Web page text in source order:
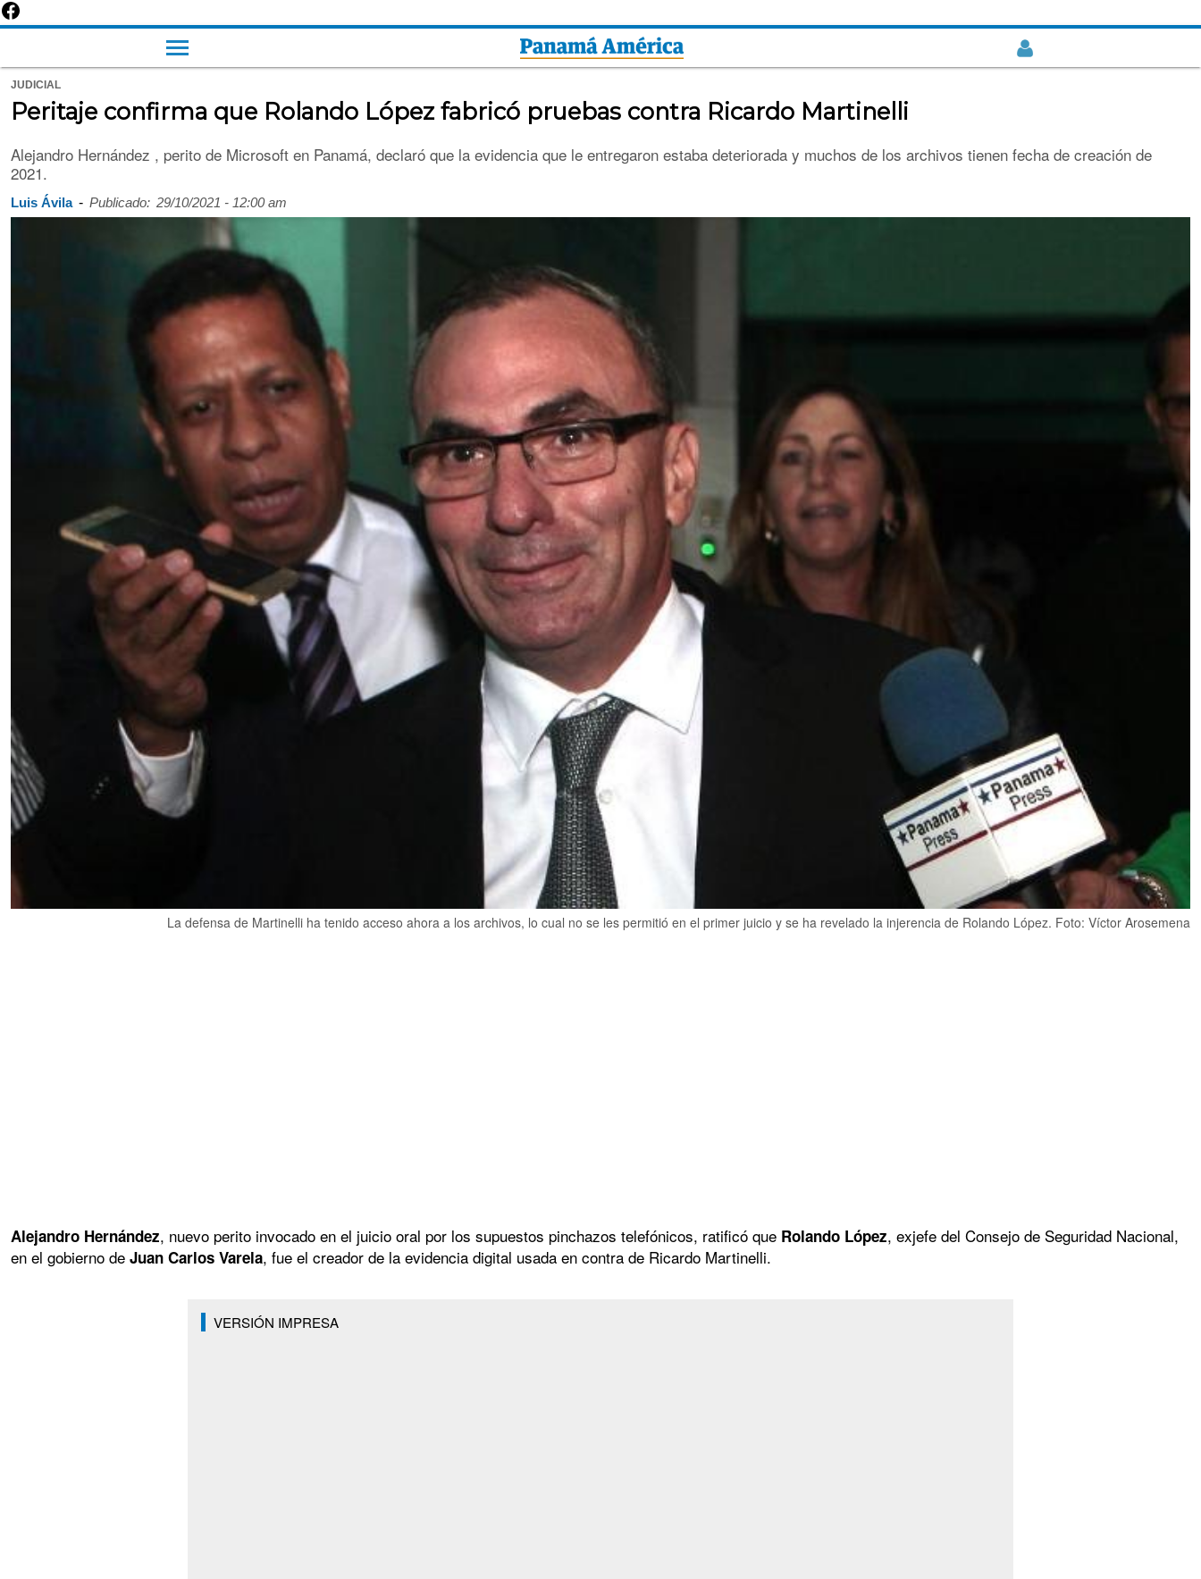
JUDICIAL
Peritaje confirma que Rolando López fabricó pruebas contra Ricardo Martinelli
Alejandro Hernández , perito de Microsoft en Panamá, declaró que la evidencia que le entregaron estaba deteriorada y muchos de los archivos tienen fecha de creación de
2021.
Luis Ávila - Publicado: 29/10/2021 - 12:00 am
La defensa de Martinelli ha tenido acceso ahora a los archivos, lo cual no se les permitió en el primer juicio y se ha revelado la injerencia de Rolando López. Foto: Víctor Arosemena
Alejandro Hernández, nuevo perito invocado en el juicio oral por los supuestos pinchazos telefónicos, ratificó que Rolando López, exjefe del Consejo de Seguridad Nacional,
en el gobierno de Juan Carlos Varela, fue el creador de la evidencia digital usada en contra de Ricardo Martinelli.
VERSIÓN IMPRESA